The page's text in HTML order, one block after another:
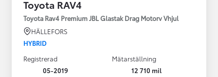
Toyota RAV4
Toyota Rav4 Premium JBL Glastak Drag Motorv Vhjul
HÄLLEFORS
HYBRID
Registrerad
05-2019
Mätarställning
12 710 mil